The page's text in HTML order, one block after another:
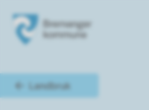
Du er her:
Landbruk